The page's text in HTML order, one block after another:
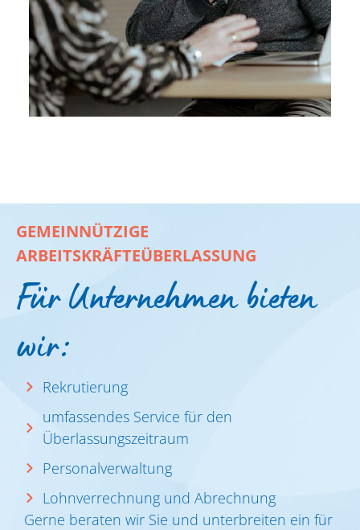
GEMEINNÜTZIGE
ARBEITSKRÄFTEÜBERLASSUNG
Für Unternehmen bieten
wir:
Rekrutierung
umfassendes Service für den
Überlassungszeitraum
Personalverwaltung
Lohnverrechnung und Abrechnung
Gerne beraten wir Sie und unterbreiten ein für